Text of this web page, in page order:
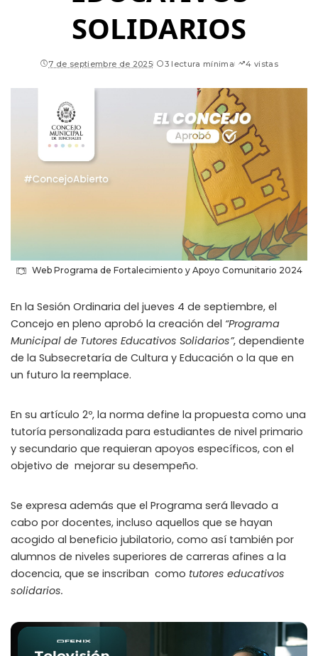
SOLIDARIOS
7 de septiembre de 2025 3 lectura mínima 4 vistas
Web Programa de Fortalecimiento y Apoyo Comunitario 2024
En la Sesión Ordinaria del jueves 4 de septiembre, el
Concejo en pleno aprobó la creación del “Programa
Municipal de Tutores Educativos Solidarios”, dependiente
de la Subsecretaría de Cultura y Educación o la que en
un futuro la reemplace.
En su artículo 2º, la norma define la propuesta como una
tutoría personalizada para estudiantes de nivel primario
y secundario que requieran apoyos específicos, con el
objetivo de mejorar su desempeño.
Se expresa además que el Programa será llevado a
cabo por docentes, incluso aquellos que se hayan
acogido al beneficio jubilatorio, como así también por
alumnos de niveles superiores de carreras afines a la
docencia, que se inscriban como tutores educativos
solidarios.